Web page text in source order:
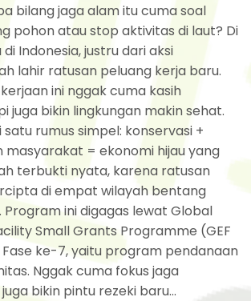
bilang jaga alam itu cuma soal
pohon atau stop aktivitas di laut? Di
Indonesia, justru dari aksi
lahir ratusan peluang kerja baru.
ini nggak cuma kasih
juga bikin lingkungan makin sehat.
satu rumus simpel: konservasi +
= ekonomi hijau yang
terbukti nyata, karena ratusan
di empat wilayah bentang
Program ini digagas lewat Global
Small Grants Programme (GEF
Fase ke-7, yaitu program pendanaan
Nggak cuma fokus jaga
bikin pintu rezeki baru...